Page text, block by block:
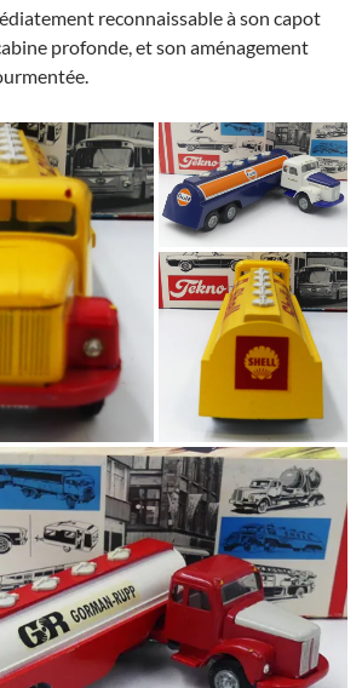
reconnaissable à son capot
profonde, et son aménagement